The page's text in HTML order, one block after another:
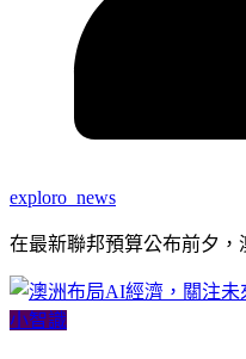
exploro_news
在最新聯邦預算公布前夕，
小智識